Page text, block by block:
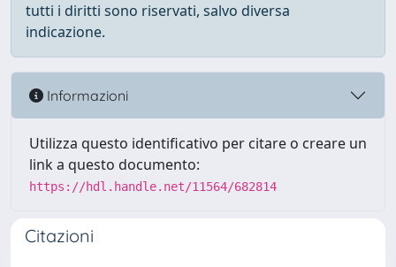
tutti i diritti sono riservati, salvo diversa
indicazione.
Informazioni
Utilizza questo identificativo per citare o creare un
link a questo documento:
https://hdl.handle.net/11564/682814
Citazioni